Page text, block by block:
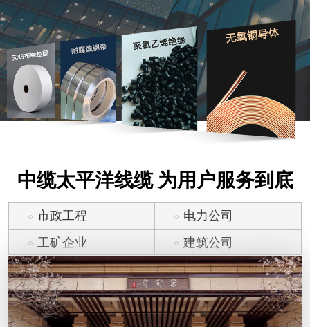
中缆太平洋线缆 为用户服务到底
市政工程
电力公司
工矿企业
建筑公司